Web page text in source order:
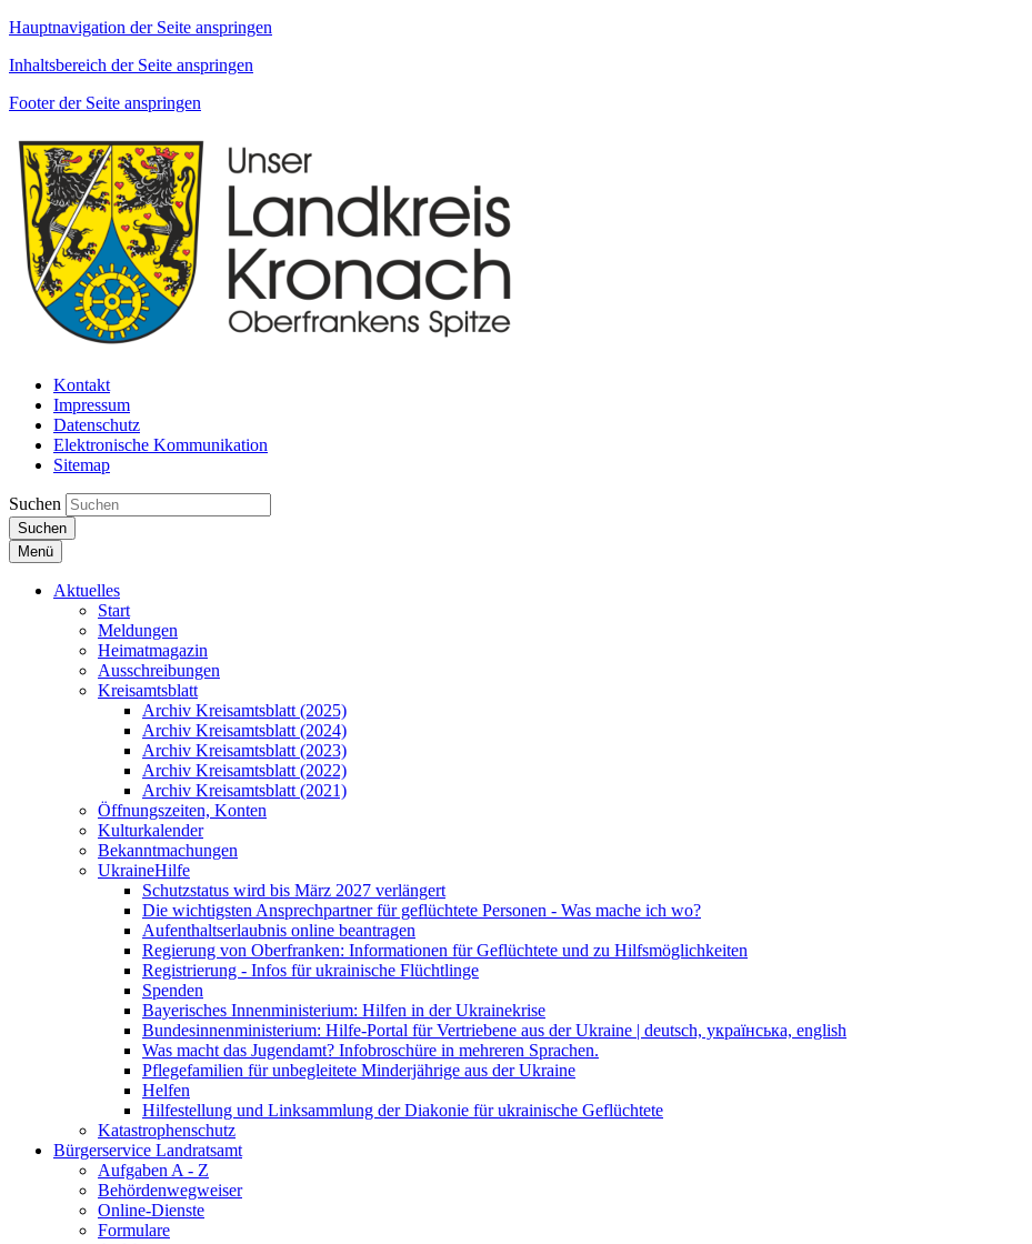
Hauptnavigation der Seite anspringen
Inhaltsbereich der Seite anspringen
Footer der Seite anspringen
Kontakt
Impressum
Datenschutz
Elektronische Kommunikation
Sitemap
Suchen
Suchen
Menü
Aktuelles
Start
Meldungen
Heimatmagazin
Ausschreibungen
Kreisamtsblatt
Archiv Kreisamtsblatt (2025)
Archiv Kreisamtsblatt (2024)
Archiv Kreisamtsblatt (2023)
Archiv Kreisamtsblatt (2022)
Archiv Kreisamtsblatt (2021)
Öffnungszeiten, Konten
Kulturkalender
Bekanntmachungen
UkraineHilfe
Schutzstatus wird bis März 2027 verlängert
Die wichtigsten Ansprechpartner für geflüchtete Personen - Was mache ich wo?
Aufenthaltserlaubnis online beantragen
Regierung von Oberfranken: Informationen für Geflüchtete und zu Hilfsmöglichkeiten
Registrierung - Infos für ukrainische Flüchtlinge
Spenden
Bayerisches Innenministerium: Hilfen in der Ukrainekrise
Bundesinnenministerium: Hilfe-Portal für Vertriebene aus der Ukraine | deutsch, українська, english
Was macht das Jugendamt? Infobroschüre in mehreren Sprachen.
Pflegefamilien für unbegleitete Minderjährige aus der Ukraine
Helfen
Hilfestellung und Linksammlung der Diakonie für ukrainische Geflüchtete
Katastrophenschutz
Bürgerservice Landratsamt
Aufgaben A - Z
Behördenwegweiser
Online-Dienste
Formulare